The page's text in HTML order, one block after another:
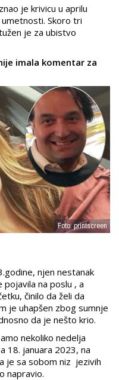
je krivicu u aprilu
Skoro tri
je za ubistvo
imala komentar za
Foto: printscreen
njen nestanak
na poslu , a
činilo da želi da
je uhapšen zbog sumnje
da je nešto krio.
nekoliko nedelja
18. januara 2023, na
je sa sobom niz jezivih
napravio.